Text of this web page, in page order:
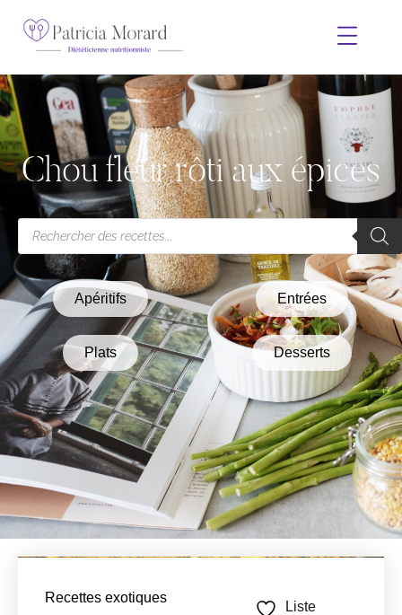
Chou fleur rôti aux épices
Apéritifs Entrées
Plats Desserts
Recettes exotiques
Liste